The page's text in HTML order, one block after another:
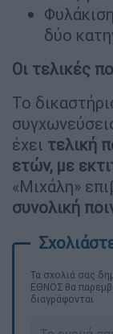
δύο
Οι τελικές
Το
έχει τελική
ετών, με
«Μιχάλη»
συνολική
Τα σχολιά σας
ΕΘΝΟΣ θα
διαγράφονται